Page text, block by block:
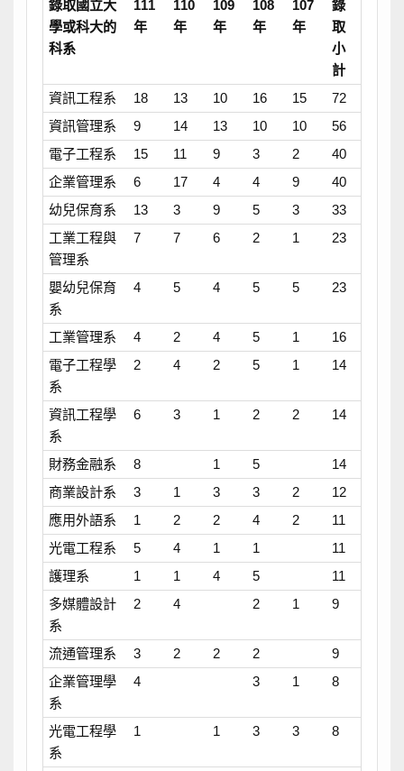
錄取國立大
學或科大的
科系
111
年
110
年
109
年
108
年
107
年
錄
取
小
計
資訊工程系
18 13 10 16 15
72
資訊管理系
9 14 13 10 10
56
電子工程系
15 11 9 3 2
40
企業管理系
6 17 4 4 9
40
幼兒保育系
13 3 9 5 3
33
工業工程與
管理系
7 7 6 2 1 23
嬰幼兒保育
系
4 5 4 5 5 23
工業管理系 4 2 4 5 1
16
電子工程學
系
2 4 2 5 1 14
資訊工程學
系
6 3 1 2 2 14
財務金融系 8 1 5
14
商業設計系
3 1 3 3 2
12
應用外語系
1 2 2 4 2
11
光電工程系
5 4 1 1
11
護理系
1 1 4 5
11
多媒體設計
系
2 4 2 1 9
流通管理系 3 2 2 2
9
企業管理學
系
4 3 1 8
光電工程學
系
1 1 3 3 8